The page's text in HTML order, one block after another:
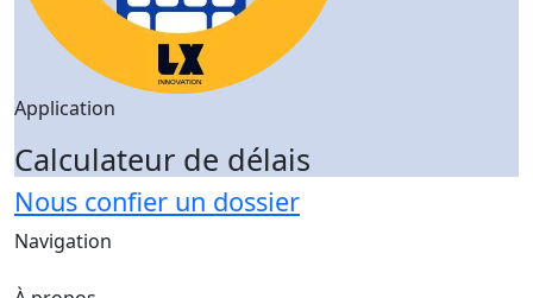
Application
Calculateur de délais
Nous confier un dossier
Navigation